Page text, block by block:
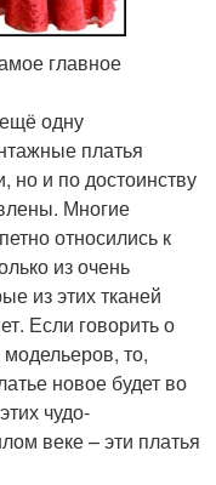
главное
одну
платья
но и по достоинству
Многие
относились к
из очень
из этих тканей
Если говорить о
то,
новое будет во
чудо-
веке – эти платья